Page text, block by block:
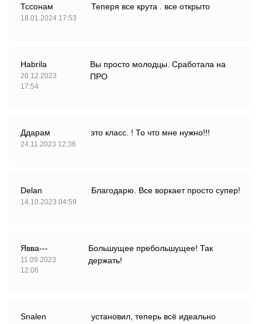
Тссонам
18.01.2024 17:53
Теперя все крута . все открыто
Habrila
20.12.2023
17:54
Вы просто молодцы. Сработала на
ПРО
Ддарам
24.11.2023 12:36
это класс. ! То что мне нужно!!!
Delan
14.10.2023 04:59
Благодарю. Все воркает просто супер!
Явва---
11.09.2023
12:06
Большущее пребольшущее! Так
держать!
Snalen установил, теперь всё идеально